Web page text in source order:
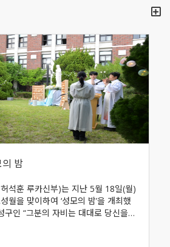
밤
석훈 루카신부)는 지난 5월 18일(월)
월을 맞이하여 ‘성모의 밤’을 개최했